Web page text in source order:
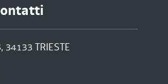
34133 TRIESTE